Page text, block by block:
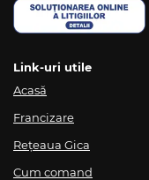
Link-uri utile
Acasă
Francizare
Rețeaua Gica
Cum comand